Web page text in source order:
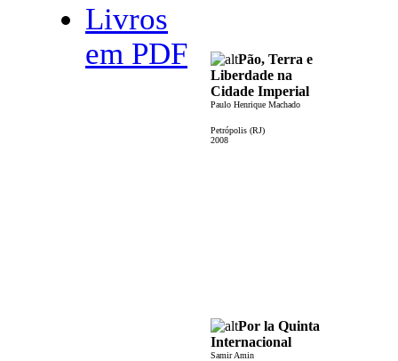
Livros
em PDF
Pão, Terra e
Liberdade na
Cidade Imperial
Paulo Henrique Machado
Petrópolis (RJ)
2008
Por la Quinta
Internacional
Samir Amin